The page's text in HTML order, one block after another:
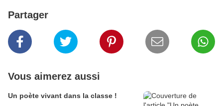
Partager
Vous aimerez aussi
Un poète vivant dans la classe !